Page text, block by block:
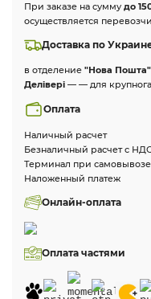
При заказе на сумму до
осуществляется
Доставка по
в отделение "Нова Пошта"
Делівері — — для
Оплата
Наличный расчет
Безналичный расчет с
Терминал при самовывозе
Наложенный платеж
Онлайн-оплата
Оплата частями